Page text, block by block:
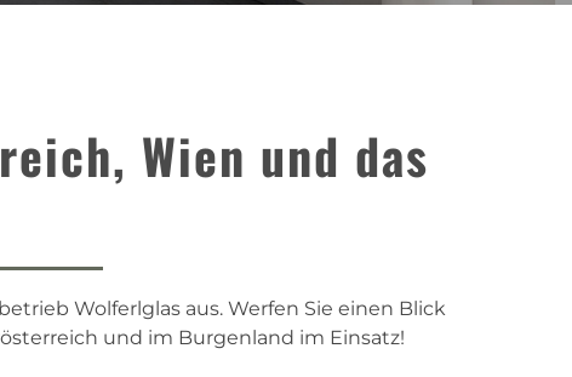
Wien und das
Wolferlglas aus. Werfen Sie einen Blick
und im Burgenland im Einsatz!